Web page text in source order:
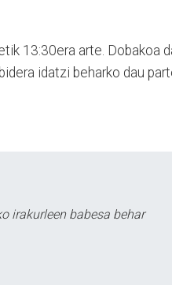
13:30era arte. Dobakoa
idatzi beharko dau
irakurleen babesa behar